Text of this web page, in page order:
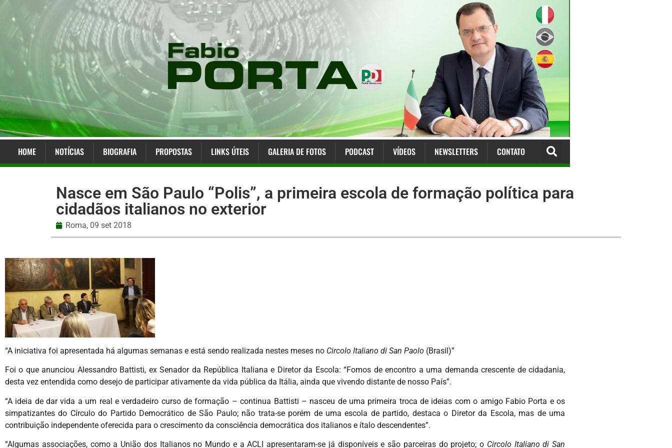
HOME NOTÍCIAS BIOGRAFIA PROPOSTAS LINKS ÚTEIS GALERIA DE FOTOS PODCAST VÍDEOS NEWSLETTERS CONTATO
Nasce em São Paulo “Polis”, a primeira escola de formação política para
cidadãos italianos no exterior
Roma, 09 set 2018
“A iniciativa foi apresentada há algumas semanas e está sendo realizada nestes meses no Circolo Italiano di San Paolo (Brasil)”
Foi o que anunciou Alessandro Battisti, ex Senador da República Italiana e Diretor da Escola: “Fomos de encontro a uma demanda crescente de cidadania,
desta vez entendida como desejo de participar ativamente da vida pública da Itália, ainda que vivendo distante de nosso País”.
“A ideia de dar vida a um real e verdadeiro curso de formação – continua Battisti – nasceu de uma primeira troca de ideias com o amigo Fabio Porta e os
simpatizantes do Círculo do Partido Democrático de São Paulo; não trata-se porém de uma escola de partido, destaca o Diretor da Escola, mas de uma
contribuição independente oferecida para o crescimento da consciência democrática dos italianos e ítalo descendentes”.
“Algumas associações, como a União dos Italianos no Mundo e a ACLI apresentaram-se já disponíveis e são parceiras do projeto; o Circolo Italiano di San